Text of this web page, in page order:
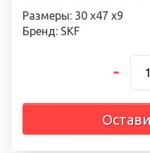
Размеры: 30 х47 х9
Бренд: SKF